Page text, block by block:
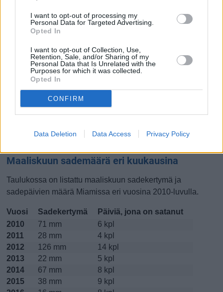
I want to opt-out of processing my
Personal Data for Targeted Advertising.
Opted In
I want to opt-out of Collection, Use,
Retention, Sale, and/or Sharing of my
Personal Data that Is Unrelated with the
Purposes for which it was collected.
Opted In
CONFIRM
Data Deletion Data Access Privacy Policy
Tammikuussa Helmikuussa Maaliskuussa
Huhtikuussa Toukokuussa Kesäkuussa
Heinäkuussa Elokuussa Syyskuussa
Lokakuussa
Kiinnostavatko lämpötilat?
lämmintä Miamissa on ollut maaliskuussa
Maaliskuun sademäärä eri kuukausina
Taulukossa on listattu maaliskuun sadekertymä ja
sadepäivien määrä Miamissa eri vuosina 2010-luvulla.
Vuosi Sadekertymä
Päiviä, jona on satanut
2010
71 mm
6 kpl
2011
28 mm
4 kpl
2012
126 mm
14 kpl
2013
22 mm
5 kpl
2014
67 mm
8 kpl
2015
38 mm
9 kpl